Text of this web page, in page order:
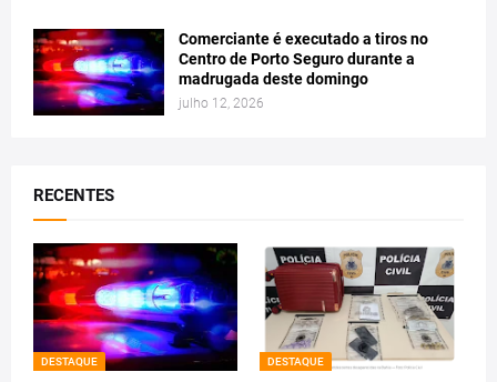
Comerciante é executado a tiros no
Centro de Porto Seguro durante a
madrugada deste domingo
julho 12, 2026
RECENTES
DESTAQUE DESTAQUE